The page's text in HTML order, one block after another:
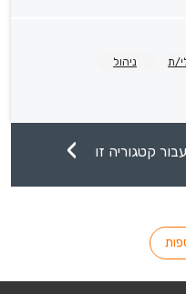
ת ניהול
קטגוריה זו